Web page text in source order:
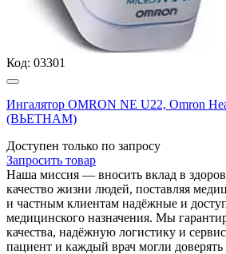
Код: 03301
Ингалятор OMRON NE U22, Omron
(ВЬЕТНАМ)
Доступен только по запросу
Запросить товар
Наша миссия — вносить вклад в
качество жизни людей, поставляя
и частным клиентам надёжные и
медицинского назначения. Мы
качества, надёжную логистику и
пациент и каждый врач могли доверять